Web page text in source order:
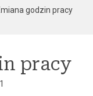
godzin pracy
pracy